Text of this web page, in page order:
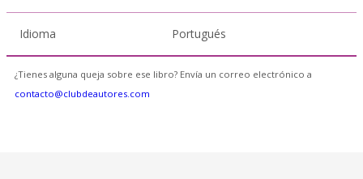
Idioma Portugués
¿Tienes alguna queja sobre ese libro? Envía un correo electrónico a
contacto@clubdeautores.com